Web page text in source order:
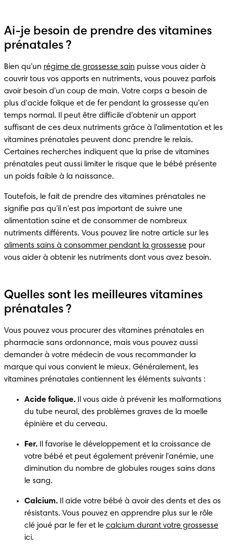
Ai-je besoin de prendre des vitamines
prénatales ?
Bien qu'un régime de grossesse sain puisse vous aider à
couvrir tous vos apports en nutriments, vous pouvez parfois
avoir besoin d'un coup de main. Votre corps a besoin de
plus d'acide folique et de fer pendant la grossesse qu'en
temps normal. Il peut être difficile d'obtenir un apport
suffisant de ces deux nutriments grâce à l'alimentation et les
vitamines prénatales peuvent donc prendre le relais.
Certaines recherches indiquent que la prise de vitamines
prénatales peut aussi limiter le risque que le bébé présente
un poids faible à la naissance.
Toutefois, le fait de prendre des vitamines prénatales ne
signifie pas qu'il n'est pas important de suivre une
alimentation saine et de consommer de nombreux
aliments sains à consommer pendant la grossesse pour
vous aider à obtenir les nutriments dont vous avez besoin.
Quelles sont les meilleures vitamines
prénatales ?
Vous pouvez vous procurer des vitamines prénatales en
pharmacie sans ordonnance, mais vous pouvez aussi
demander à votre médecin de vous recommander la
marque qui vous convient le mieux. Généralement, les
vitamines prénatales contiennent les éléments suivants :
Acide folique. Il vous aide à prévenir les malformations
du tube neural, des problèmes graves de la moelle
épinière et du cerveau.
Fer. Il favorise le développement et la croissance de
votre bébé et peut également prévenir l'anémie, une
diminution du nombre de globules rouges sains dans
le sang.
Calcium. Il aide votre bébé à avoir des dents et des os
résistants. Vous pouvez en apprendre plus sur le rôle
clé joué par le fer et le calcium durant votre grossesse
ici.